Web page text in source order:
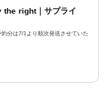
the right｜サプライ
分は7/1より順次発送させていた